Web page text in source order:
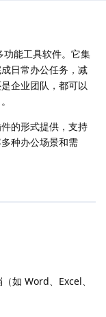
功能工具软件。它集
日常办公任务，减
企业团队，都可以
的形式提供，支持
种办公场景和需
如 Word、Excel、